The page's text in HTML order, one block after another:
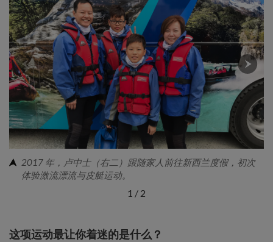
2017 年，卢中士（右二）跟随家人前往新西兰度假，初次
体验激流漂流与皮艇运动。
1 / 2
这项运动最让你着迷的是什么？